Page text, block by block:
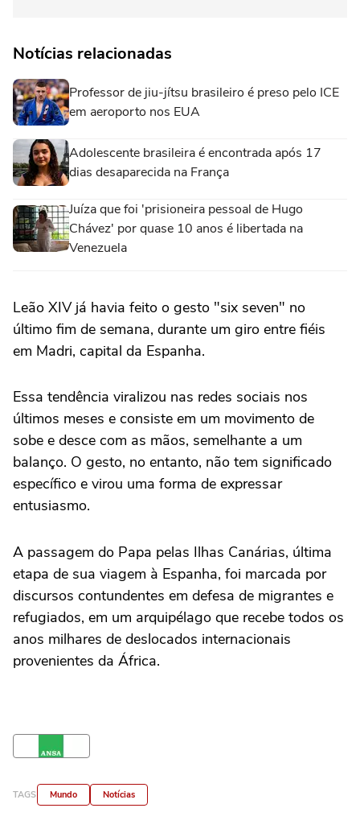
Notícias relacionadas
Professor de jiu-jítsu brasileiro é preso pelo ICE
em aeroporto nos EUA
Adolescente brasileira é encontrada após 17
dias desaparecida na França
Juíza que foi 'prisioneira pessoal de Hugo
Chávez' por quase 10 anos é libertada na
Venezuela
Leão XIV já havia feito o gesto "six seven" no
último fim de semana, durante um giro entre fiéis
em Madri, capital da Espanha.
Essa tendência viralizou nas redes sociais nos
últimos meses e consiste em um movimento de
sobe e desce com as mãos, semelhante a um
balanço. O gesto, no entanto, não tem significado
específico e virou uma forma de expressar
entusiasmo.
A passagem do Papa pelas Ilhas Canárias, última
etapa de sua viagem à Espanha, foi marcada por
discursos contundentes em defesa de migrantes e
refugiados, em um arquipélago que recebe todos os
anos milhares de deslocados internacionais
provenientes da África.
TAGS Mundo Notícias